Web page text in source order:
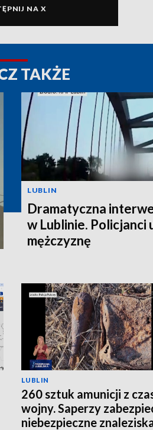
NA X
TAKŻE
LUBLIN
Dramatyczna
w Lublinie. Policjanci
mężczyznę
LUBLIN
260 sztuk amunicji z
wojny. Saperzy
niebezpieczne